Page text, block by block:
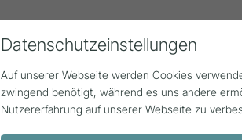
Alle Beiträge Statistik
Datenschutzeinstellungen
Auf unserer Webseite werden Cookies
zwingend benötigt, während es uns andere
Nutzererfahrung auf unserer Webseite zu